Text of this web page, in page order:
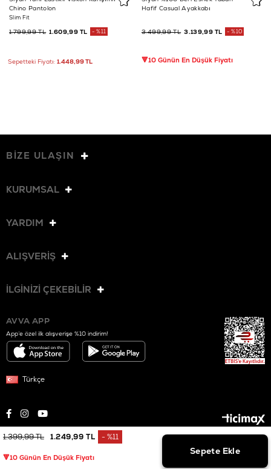
Chino Pantolon
Slim Fit
1.609,99 TL
1.799,99 TL %11
Sepetteki Fiyatı: 1.448,99 TL
Hafif Casual Ayakkabı
3.139,99 TL
3.499,99 TL %10
🔻10 Günün En Düşük Fiyatı
1.399,99 TL 1.249,99 TL %11
🔻10 Günün En Düşük Fiyatı
BİZE ULAŞIN
KURUMSAL
YARDIM
ALIŞVERİŞ
İLGİNİZİ ÇEKEBİLİR
AVVA APP
App’e özel ilk alışverişe %10 indirim!
Türkçe
© 2025 AVVA. Tüm hakları saklıdır.